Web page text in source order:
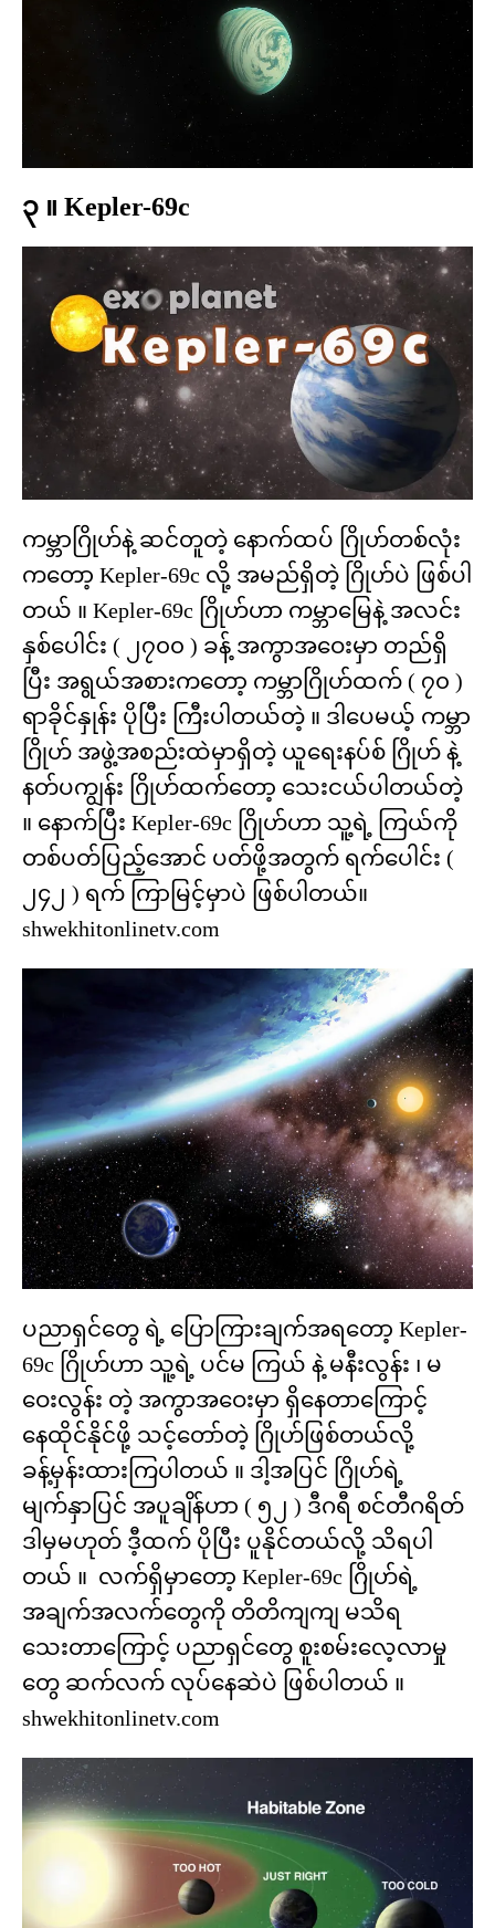
၃ ။ Kepler-69c
ကမ္ဘာဂြိုဟ်နဲ့ ဆင်တူတဲ့ နောက်ထပ် ဂြိုဟ်တစ်လုံး
ကတော့ Kepler-69c လို့ အမည်ရှိတဲ့ ဂြိုဟ်ပဲ ဖြစ်ပါ
တယ် ။ Kepler-69c ဂြိုဟ်ဟာ ကမ္ဘာမြေနဲ့ အလင်း
နှစ်ပေါင်း ( ၂၇၀၀ ) ခန့် အကွာအဝေးမှာ တည်ရှိ
ပြီး အရွယ်အစားကတော့ ကမ္ဘာဂြိုဟ်ထက် ( ၇၀ )
ရာခိုင်နှုန်း ပိုပြီး ကြီးပါတယ်တဲ့ ။ ဒါပေမယ့် ကမ္ဘာ
ဂြိုဟ် အဖွဲ့အစည်းထဲမှာရှိတဲ့ ယူရေးနပ်စ် ဂြိုဟ် နဲ့
နတ်ပကျွန်း ဂြိုဟ်ထက်တော့ သေးငယ်ပါတယ်တဲ့
။ နောက်ပြီး Kepler-69c ဂြိုဟ်ဟာ သူ့ရဲ့ ကြယ်ကို
တစ်ပတ်ပြည့်အောင် ပတ်ဖို့အတွက် ရက်ပေါင်း (
၂၄၂ ) ရက် ကြာမြင့်မှာပဲ ဖြစ်ပါတယ်။
shwekhitonlinetv.com
ပညာရှင်တွေ ရဲ့ ပြောကြားချက်အရတော့ Kepler-
69c ဂြိုဟ်ဟာ သူ့ရဲ့ ပင်မ ကြယ် နဲ့ မနီးလွန်း ၊ မ
ဝေးလွန်း တဲ့ အကွာအဝေးမှာ ရှိနေတာကြောင့်
နေထိုင်နိုင်ဖို့ သင့်တော်တဲ့ ဂြိုဟ်ဖြစ်တယ်လို့
ခန့်မှန်းထားကြပါတယ် ။ ဒါ့အပြင် ဂြိုဟ်ရဲ့
မျက်နှာပြင် အပူချိန်ဟာ ( ၅၂ ) ဒီဂရီ စင်တီဂရိတ်
ဒါမှမဟုတ် ဒီ့ထက် ပိုပြီး ပူနိုင်တယ်လို့ သိရပါ
တယ် ။ လက်ရှိမှာတော့ Kepler-69c ဂြိုဟ်ရဲ့
အချက်အလက်တွေကို တိတိကျကျ မသိရ
သေးတာကြောင့် ပညာရှင်တွေ စူးစမ်းလေ့လာမှု
တွေ ဆက်လက် လုပ်နေဆဲပဲ ဖြစ်ပါတယ် ။
shwekhitonlinetv.com